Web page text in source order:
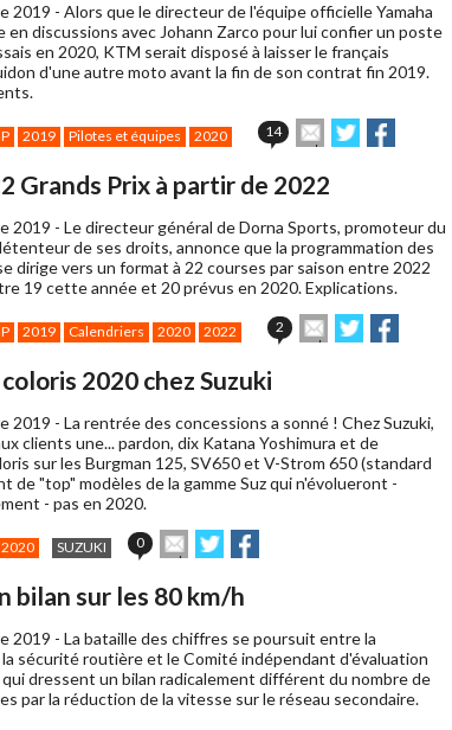
ami
2019 - Alors que le directeur de l'équipe officielle Yamaha
en discussions avec Johann Zarco pour lui confier un poste
en 2020, KTM serait disposé à laisser le français
d'une autre moto avant la fin de son contrat fin 2019.
2019 Pilotes et équipes 2020 14
Envoyer
cet
à
ami
Partager
sur sur
Grands Prix à partir de 2022
2019 - Le directeur général de Dorna Sports, promoteur du
de ses droits, annonce que la programmation des
dirige vers un format à 22 courses par saison entre 2022
19 cette année et 20 prévus en 2020. Explications.
2019 Calendriers 2020 2022 2
Envoyer
cet
ami
Partager
sur sur
2020 chez Suzuki
2019 - La rentrée des concessions a sonné ! Chez Suzuki,
clients une... pardon, dix Katana Yoshimura et de
sur les Burgman 125, SV650 et V-Strom 650 (standard
de "top" modèles de la gamme Suz qui n'évolueront -
- pas en 2020.
2020 SUZUKI 0
Envoyer
cet
à
ami
Partager
sur sur
bilan sur les 80 km/h
2019 - La bataille des chiffres se poursuit entre la
sécurité routière et le Comité indépendant d'évaluation
dressent un bilan radicalement différent du nombre de
par la réduction de la vitesse sur le réseau secondaire.